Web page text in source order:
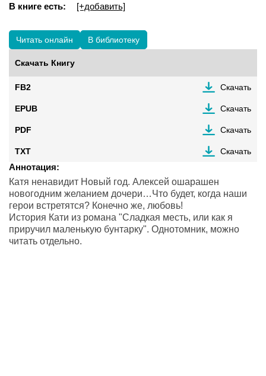
В книге есть: [+добавить]
Читать онлайн В библиотеку
Скачать Книгу
FB2 Скачать
EPUB Скачать
PDF Скачать
TXT Скачать
Аннотация:
Катя ненавидит Новый год. Алексей ошарашен
новогодним желанием дочери…Что будет, когда наши
герои встретятся? Конечно же, любовь!
История Кати из романа "Сладкая месть, или как я
приручил маленькую бунтарку". Однотомник, можно
читать отдельно.